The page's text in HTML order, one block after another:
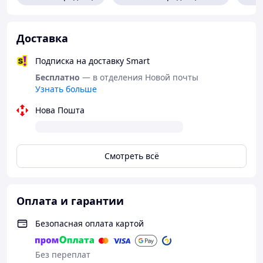
45 - стелька 29.8 см (стопа 29.4-29.6 см)
Доставка
Подписка на доставку Smart
Бесплатно — в отделения Новой почты
Узнать больше
Нова Пошта
Смотреть всё
Оплата и гарантии
Безопасная оплата картой
Без переплат